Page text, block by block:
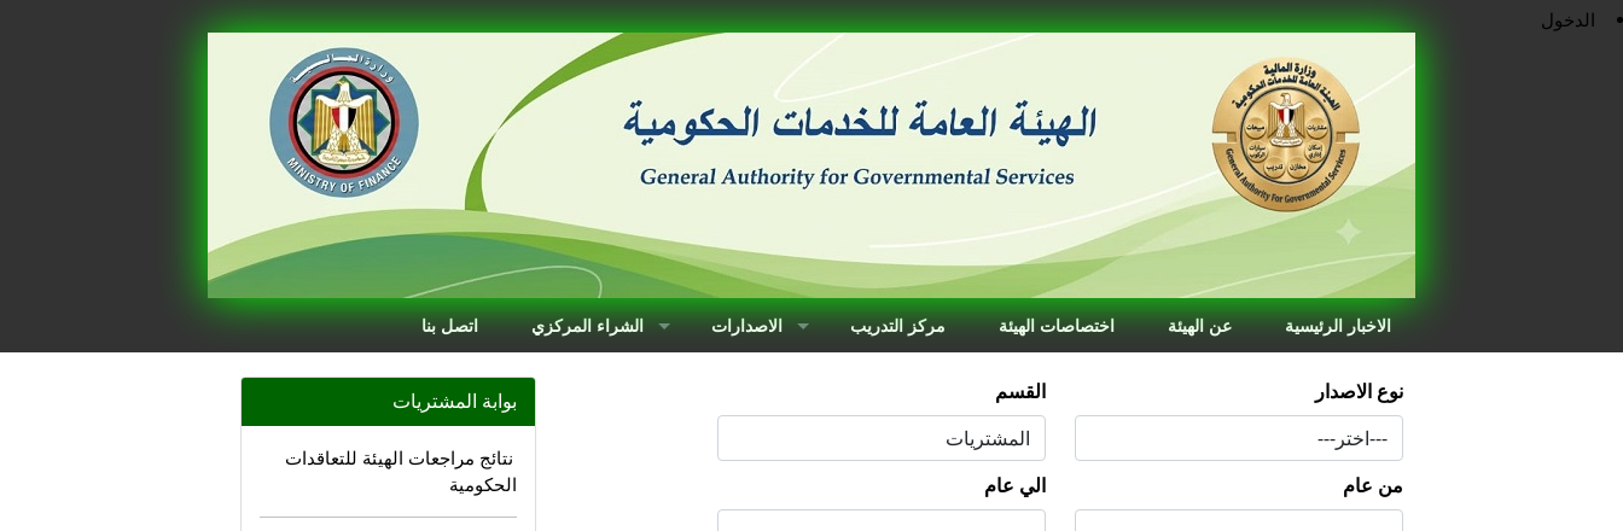
الدخول
الاخبار الرئيسية عن الهيئة اختصاصات الهيئة مركز التدريب الاصدارات الشراء المركزي اتصل بنا
نوع الاصدار القسم
من عام الي عام
بوابة المشتريات
نتائج مراجعات الهيئة للتعاقدات
الحكومية